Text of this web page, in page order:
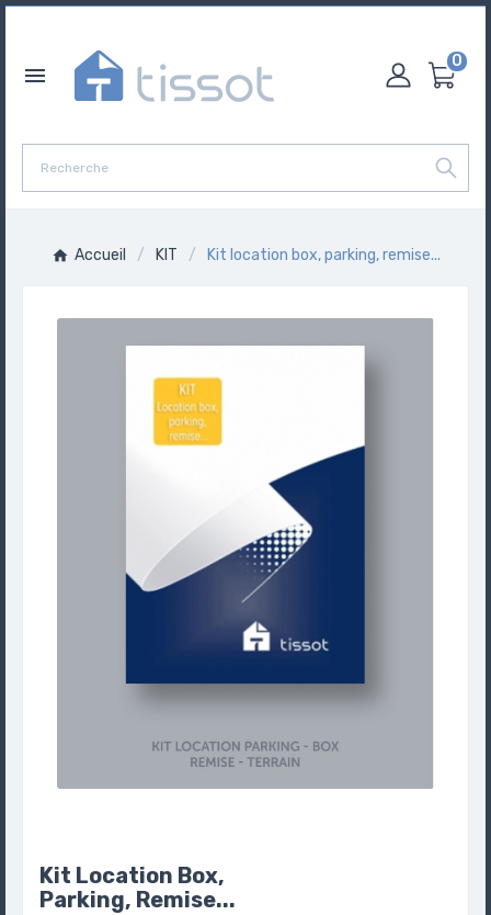

0
Accueil KIT Kit location box, parking, remise...
Kit Location Box,
Parking, Remise...